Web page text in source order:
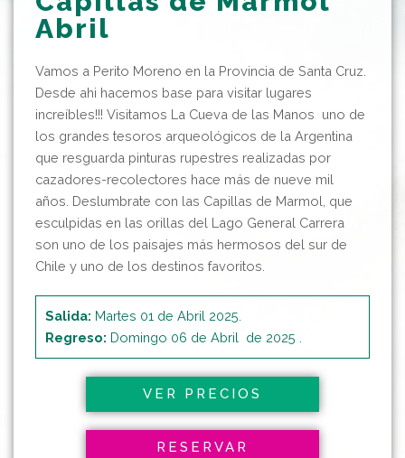
Abril
Vamos a Perito Moreno en la Provincia de Santa Cruz.
Desde ahi hacemos base para visitar lugares
increíbles!!! Visitamos La Cueva de las Manos uno de
los grandes tesoros arqueológicos de la Argentina
que resguarda pinturas rupestres realizadas por
cazadores-recolectores hace más de nueve mil
años. Deslumbrate con las Capillas de Marmol, que
esculpidas en las orillas del Lago General Carrera
son uno de los paisajes más hermosos del sur de
Chile y uno de los destinos favoritos.
Salida: Martes 01 de Abril 2025.
Regreso: Domingo 06 de Abril de 2025 .
VER PRECIOS
RESERVAR